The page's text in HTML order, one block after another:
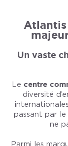
Un vaste
Le centre
diversité
passant par
ne
Parmi les